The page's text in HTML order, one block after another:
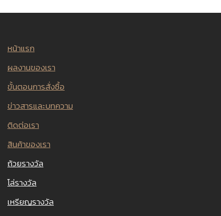
หน้าแรก
ผลงานของเรา
ขั้นตอนการสั่งซื้อ
ข่าวสารและบทความ
ติดต่อเรา
สินค้าของเรา
ถ้วยรางวัล
โล่รางวัล
เหรียญรางวัล